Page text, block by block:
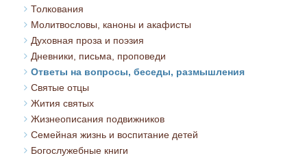
Толкования
Молитвословы, каноны и акафисты
Духовная проза и поэзия
Дневники, письма, проповеди
Ответы на вопросы, беседы, размышления
Святые отцы
Жития святых
Жизнеописания подвижников
Семейная жизнь и воспитание детей
Богослужебные книги